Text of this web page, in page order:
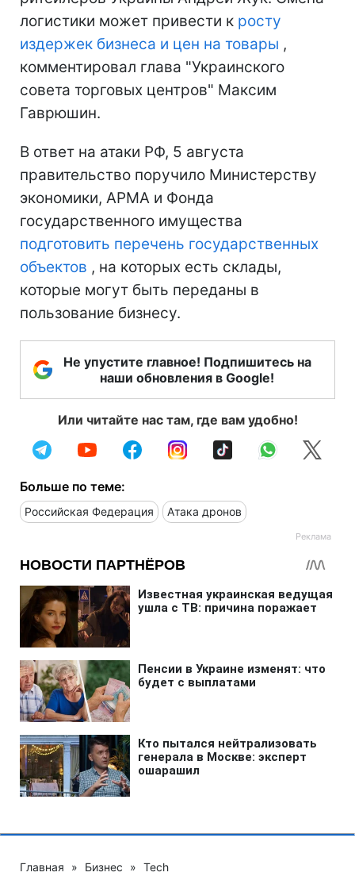
логистики может привести к росту
издержек бизнеса и цен на товары ,
комментировал глава "Украинского
совета торговых центров" Максим
Гаврюшин.
В ответ на атаки РФ, 5 августа
правительство поручило Министерству
экономики, АРМА и Фонда
государственного имущества
подготовить перечень государственных
объектов , на которых есть склады,
которые могут быть переданы в
пользование бизнесу.
Не упустите главное! Подпишитесь на
наши обновления в Google!
Или читайте нас там, где вам удобно!
Больше по теме:
Российская Федерация Атака дронов
Главная » Бизнес » Tech